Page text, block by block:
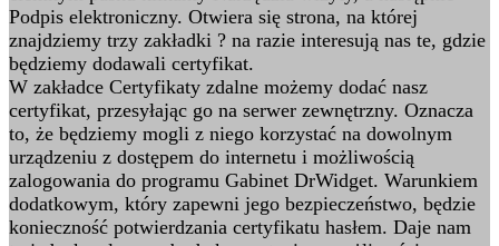
Podpis elektroniczny. Otwiera się strona, na której
znajdziemy trzy zakładki ? na razie interesują nas te, gdzie
będziemy dodawali certyfikat.
W zakładce Certyfikaty zdalne możemy dodać nasz
certyfikat, przesyłając go na serwer zewnętrzny. Oznacza
to, że będziemy mogli z niego korzystać na dowolnym
urządzeniu z dostępem do internetu i możliwością
zalogowania do programu Gabinet DrWidget. Warunkiem
dodatkowym, który zapewni jego bezpieczeństwo, będzie
konieczność potwierdzania certyfikatu hasłem. Daje nam